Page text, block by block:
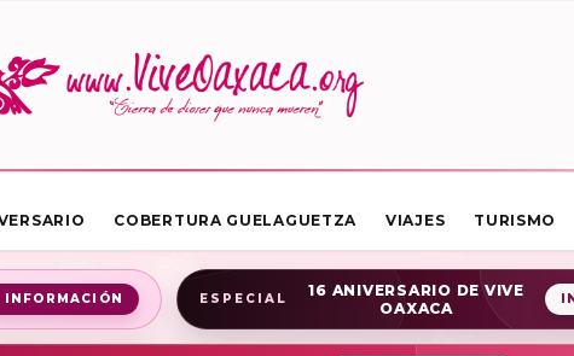
COBERTURA GUELAGUETZA VIAJES TURISMO
INFORMACIÓN ESPECIAL
16 ANIVERSARIO DE VIVE
OAXACA